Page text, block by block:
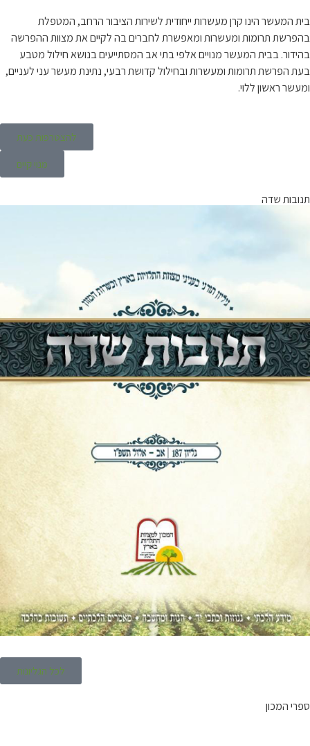
בית המעשר הינו קרן מעשרות ייחודית לשירות הציבור הרחב, המטפלת
בהפרשת תרומות ומעשרות ומאפשרת לחברים בה לקיים את מצוות ההפרשה
בהידור. בבית המעשר מנויים אלפי בתי אב המסתייעים בנושא חילול מטבע
בעת הפרשת תרומות ומעשרות ובחילול קדושת רבעי, נתינת מעשר עני לעניים,
ומעשר ראשון ללוי.
להצטרפות כעת
מנוי קיים
תנובות שדה
לכל הגליונות
ספרי המכון